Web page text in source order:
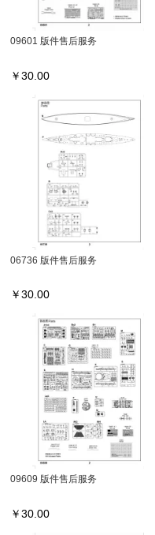
09601 版件售后服务
￥30.00
06736 版件售后服务
￥30.00
09609 版件售后服务
￥30.00